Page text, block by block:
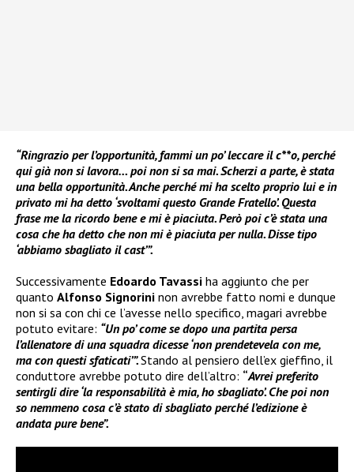
“Ringrazio per l’opportunità, fammi un po’ leccare il c**o, perché
qui già non si lavora… poi non si sa mai. Scherzi a parte, è stata
una bella opportunità. Anche perché mi ha scelto proprio lui e in
privato mi ha detto ‘svoltami questo Grande Fratello’. Questa
frase me la ricordo bene e mi è piaciuta. Però poi c’è stata una
cosa che ha detto che non mi è piaciuta per nulla. Disse tipo
‘abbiamo sbagliato il cast’”.
Successivamente Edoardo Tavassi ha aggiunto che per
quanto Alfonso Signorini non avrebbe fatto nomi e dunque
non si sa con chi ce l’avesse nello specifico, magari avrebbe
potuto evitare: “Un po’ come se dopo una partita persa
l’allenatore di una squadra dicesse ‘non prendetevela con me,
ma con questi sfaticati’”.Stando al pensiero dell’ex gieffino, il
conduttore avrebbe potuto dire dell’altro: “Avrei preferito
sentirgli dire ‘la responsabilità è mia, ho sbagliato’. Che poi non
so nemmeno cosa c’è stato di sbagliato perché l’edizione è
andata pure bene”.